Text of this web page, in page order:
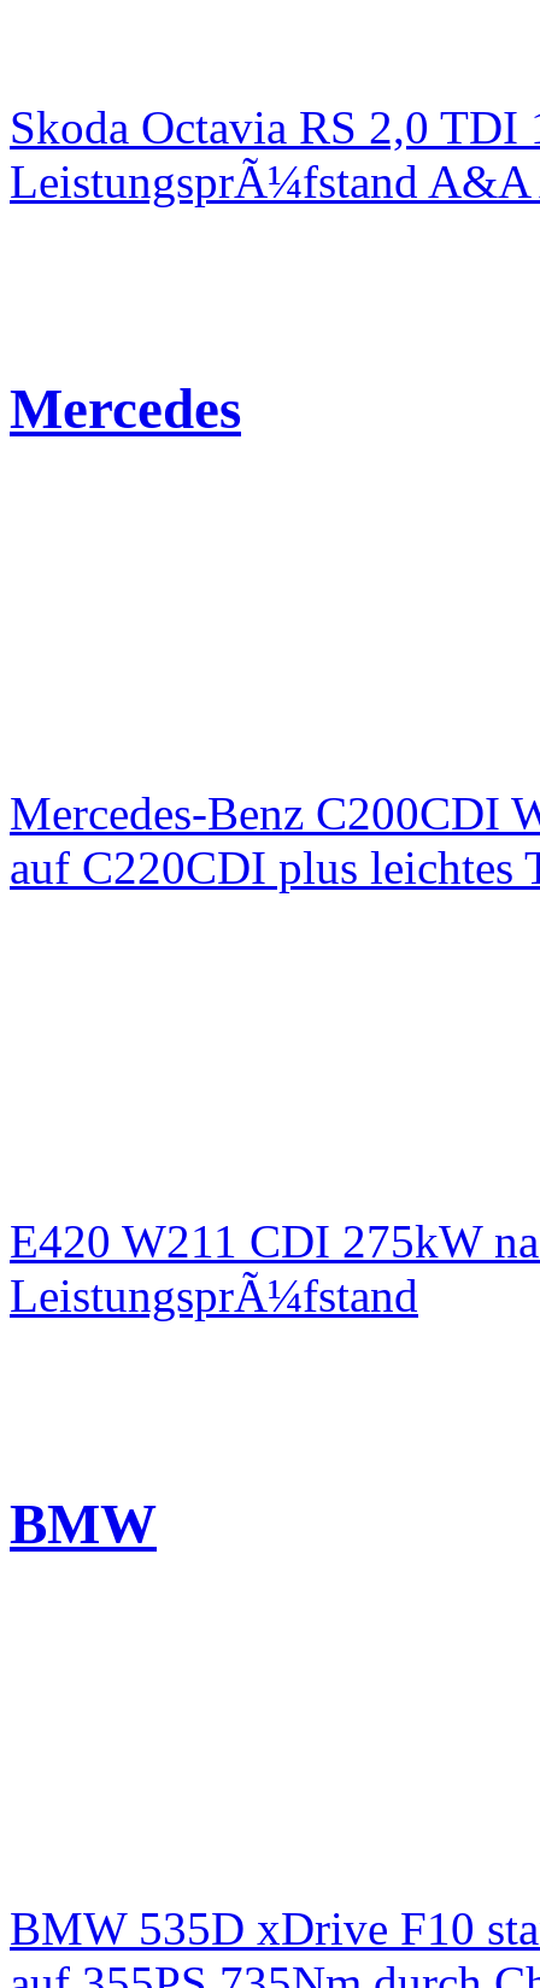
Skoda Octavia RS 2,0
LeistungsprÃ¼fstand
Mercedes
Mercedes-Benz C200CDI
auf C220CDI plus
E420 W211 CDI 275kW
LeistungsprÃ¼fstand
BMW
BMW 535D xDrive F10